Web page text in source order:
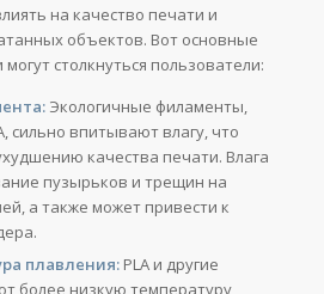
на качество печати и
объектов. Вот основные
столкнуться пользователи:
Экологичные филаменты,
сильно впитывают влагу, что
качества печати. Влага
пузырьков и трещин на
а также может привести к
плавления:PLA и другие
более низкую температуру